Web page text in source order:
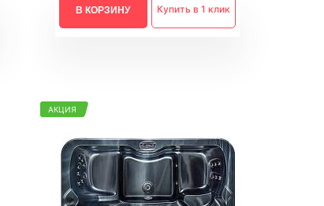
В КОРЗИНУ Купить в 1 клик
АКЦИЯ